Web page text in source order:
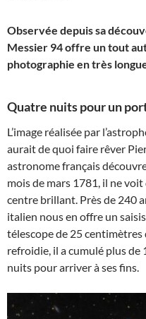
Observée depuis sa
Messier 94 offre un tout
photographie en très
Quatre nuits pour un
L’image réalisée par
aurait de quoi faire rêver
astronome français
mois de mars 1781, il ne
centre brillant. Près de 240
italien nous en offre un
télescope de 25 centimètres
refroidie, il a cumulé plus de
nuits pour arriver à ses fins.